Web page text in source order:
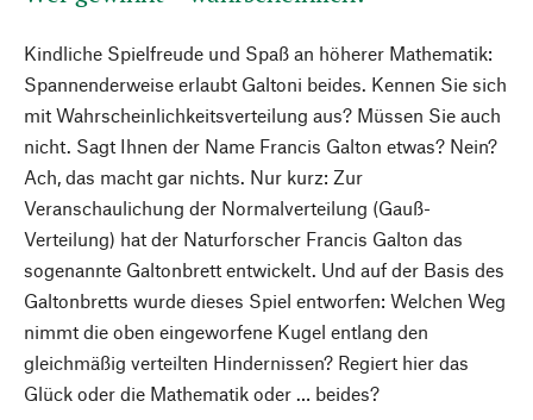
Kindliche Spielfreude und Spaß an höherer Mathematik:
Spannenderweise erlaubt Galtoni beides. Kennen Sie sich
mit Wahrscheinlichkeitsverteilung aus? Müssen Sie auch
nicht. Sagt Ihnen der Name Francis Galton etwas? Nein?
Ach, das macht gar nichts. Nur kurz: Zur
Veranschaulichung der Normalverteilung (Gauß-
Verteilung) hat der Naturforscher Francis Galton das
sogenannte Galtonbrett entwickelt. Und auf der Basis des
Galtonbretts wurde dieses Spiel entworfen: Welchen Weg
nimmt die oben eingeworfene Kugel entlang den
gleichmäßig verteilten Hindernissen? Regiert hier das
Glück oder die Mathematik oder … beides?